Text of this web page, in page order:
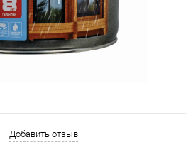
Добавить отзыв